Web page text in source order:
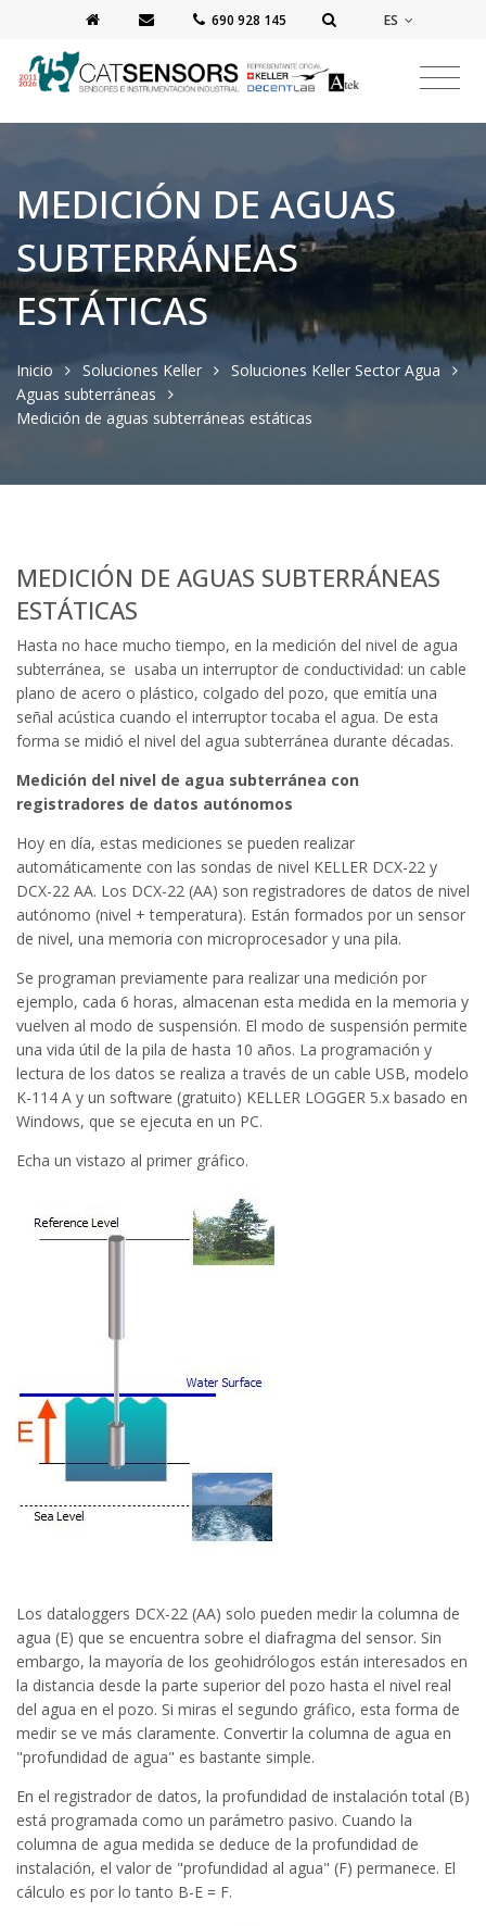
‭690 928 145‬ ES
MEDICIÓN DE AGUAS
SUBTERRÁNEAS
ESTÁTICAS
Inicio Soluciones Keller
Soluciones Keller Sector Agua
Aguas subterráneas
Medición de aguas subterráneas estáticas
MEDICIÓN DE AGUAS SUBTERRÁNEAS
ESTÁTICAS
Hasta no hace mucho tiempo, en la medición del nivel de agua
subterránea, se usaba un interruptor de conductividad: un cable
plano de acero o plástico, colgado del pozo, que emitía una
señal acústica cuando el interruptor tocaba el agua. De esta
forma se midió el nivel del agua subterránea durante décadas.
Medición del nivel de agua subterránea con
registradores de datos autónomos
Hoy en día, estas mediciones se pueden realizar
automáticamente con las sondas de nivel KELLER DCX-22 y
DCX-22 AA. Los DCX-22 (AA) son registradores de datos de nivel
autónomo (nivel + temperatura). Están formados por un sensor
de nivel, una memoria con microprocesador y una pila.
Se programan previamente para realizar una medición por
ejemplo, cada 6 horas, almacenan esta medida en la memoria y
vuelven al modo de suspensión. El modo de suspensión permite
una vida útil de la pila de hasta 10 años. La programación y
lectura de los datos se realiza a través de un cable USB, modelo
K-114 A y un software (gratuito) KELLER LOGGER 5.x basado en
Windows, que se ejecuta en un PC.
Echa un vistazo al primer gráfico.
Los dataloggers DCX-22 (AA) solo pueden medir la columna de
agua (E) que se encuentra sobre el diafragma del sensor. Sin
embargo, la mayoría de los geohidrólogos están interesados en
la distancia desde la parte superior del pozo hasta el nivel real
del agua en el pozo. Si miras el segundo gráfico, esta forma de
medir se ve más claramente. Convertir la columna de agua en
"profundidad de agua" es bastante simple.
En el registrador de datos, la profundidad de instalación total (B)
está programada como un parámetro pasivo. Cuando la
columna de agua medida se deduce de la profundidad de
instalación, el valor de "profundidad al agua" (F) permanece. El
cálculo es por lo tanto B-E = F.